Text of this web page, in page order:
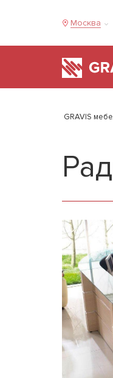
Москва
GRAVIS